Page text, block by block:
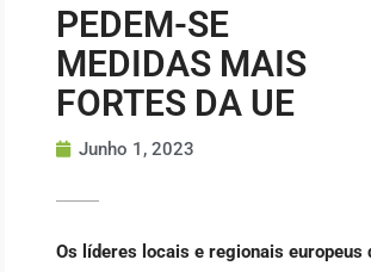
PEDEM-SE
MEDIDAS MAIS
FORTES DA UE
Junho 1, 2023
Os líderes locais e regionais europeus